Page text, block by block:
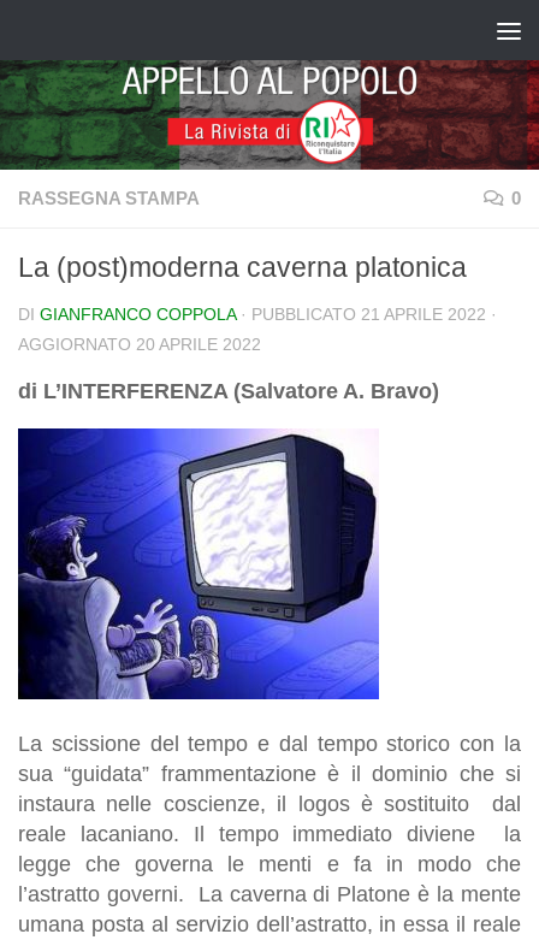
RASSEGNA STAMPA 0
La (post)moderna caverna platonica
DI GIANFRANCO COPPOLA · PUBBLICATO 21 APRILE 2022 ·
AGGIORNATO 20 APRILE 2022
di L’INTERFERENZA (Salvatore A. Bravo)
La scissione del tempo e dal tempo storico con la
sua “guidata” frammentazione è il dominio che si
instaura nelle coscienze, il logos è sostituito dal
reale lacaniano. Il tempo immediato diviene la
legge che governa le menti e fa in modo che
l’astratto governi. La caverna di Platone è la mente
umana posta al servizio dell’astratto, in essa il reale